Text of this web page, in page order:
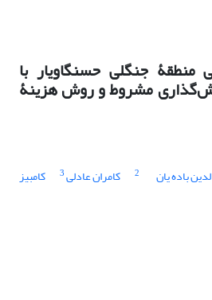
جنگلی حسن‏گاویار با
مشروط و روش هزینۀ
باده یان 2 کامران عادلی3 کامبیز